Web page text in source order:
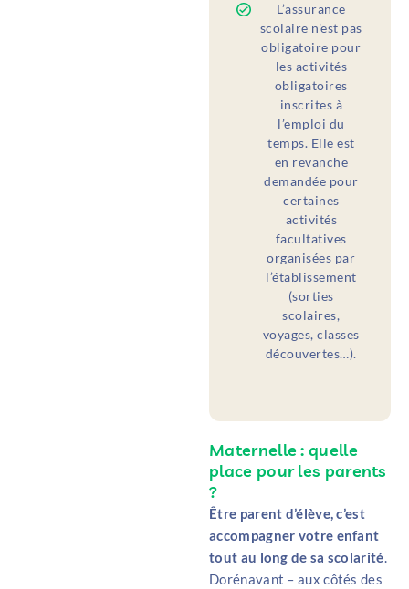
L’assurance
scolaire n’est pas
obligatoire pour
les activités
obligatoires
inscrites à
l’emploi du
temps. Elle est
en revanche
demandée pour
certaines
activités
facultatives
organisées par
l’établissement
(sorties
scolaires,
voyages, classes
découvertes…).
Maternelle : quelle
place pour les parents
?
Être parent d’élève, c’est
accompagner votre enfant
tout au long de sa scolarité.
Dorénavant – aux côtés des